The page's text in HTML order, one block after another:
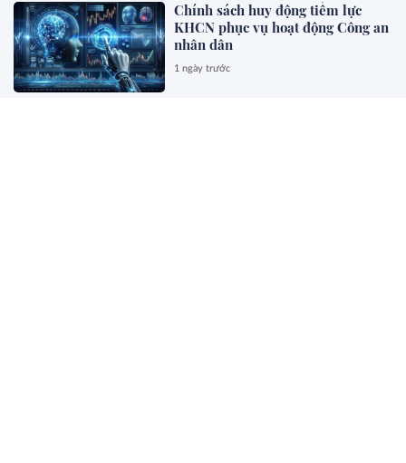
Chính sách huy động tiềm lực
KHCN phục vụ hoạt động Công an
nhân dân
1 ngày trước